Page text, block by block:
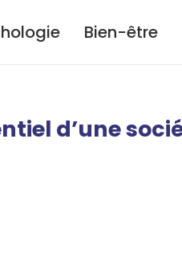
Bien-être
d’une